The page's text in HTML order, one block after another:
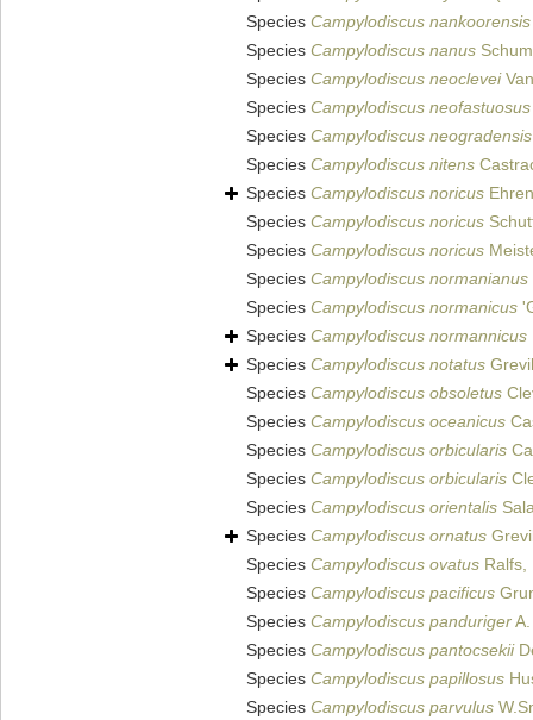
Species Campylodiscus nankoorensis
Species Campylodiscus nanus
Species Campylodiscus neoclevei
Species Campylodiscus neofastuosus
Species Campylodiscus neogradensis
Species Campylodiscus nitens
Species Campylodiscus noricus
Species Campylodiscus noricus
Species Campylodiscus noricus
Species Campylodiscus normanianus
Species Campylodiscus normanicus
Species Campylodiscus normannicus
Species Campylodiscus notatus
Species Campylodiscus obsoletus
Species Campylodiscus oceanicus
Species Campylodiscus orbicularis
Species Campylodiscus orbicularis
Species Campylodiscus orientalis
Species Campylodiscus ornatus
Species Campylodiscus ovatus Ralfs,
Species Campylodiscus pacificus
Species Campylodiscus panduriger
Species Campylodiscus pantocsekii
Species Campylodiscus papillosus
Species Campylodiscus parvulus